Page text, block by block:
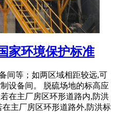
家环境保护标准
间等；如两区域相距较远,可
设备间。 脱硫场地的标高应
在主厂房区环形道路内,防洪
主厂房区环形道路外,防洪标